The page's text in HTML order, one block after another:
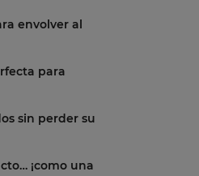
envolver al
para
sin perder su
¡como una